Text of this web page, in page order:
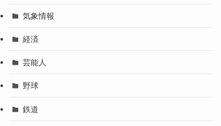
気象情報
経済
芸能人
野球
鉄道